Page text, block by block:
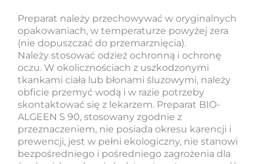
Preparat należy przechowywać w oryginalnych
opakowaniach, w temperaturze powyżej zera
(nie dopuszczać do przemarznięcia).
Należy stosować odzież ochronną i ochronę
oczu. W okolicznościach z uszkodzonymi
tkankami ciała lub błonami śluzowymi, należy
obficie przemyć wodą i w razie potrzeby
skontaktować się z lekarzem. Preparat BIO-
ALGEEN S 90, stosowany zgodnie z
przeznaczeniem, nie posiada okresu karencji i
prewencji, jest w pełni ekologiczny, nie stanowi
bezpośredniego i pośredniego zagrożenia dla